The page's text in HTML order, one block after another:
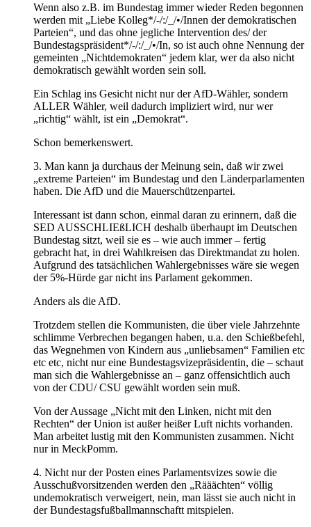
Wenn also z.B. im Bundestag immer wieder Reden begonnen
werden mit „Liebe Kolleg*/-/:/_/•/Innen der demokratischen
Parteien“, und das ohne jegliche Intervention des/ der
Bundestagspräsident*/-/:/_/•/In, so ist auch ohne Nennung der
gemeinten „Nichtdemokraten“ jedem klar, wer da also nicht
demokratisch gewählt worden sein soll.
Ein Schlag ins Gesicht nicht nur der AfD-Wähler, sondern
ALLER Wähler, weil dadurch impliziert wird, nur wer
„richtig“ wählt, ist ein „Demokrat“.
Schon bemerkenswert.
3. Man kann ja durchaus der Meinung sein, daß wir zwei
„extreme Parteien“ im Bundestag und den Länderparlamenten
haben. Die AfD und die Mauerschützenpartei.
Interessant ist dann schon, einmal daran zu erinnern, daß die
SED AUSSCHLIEßLICH deshalb überhaupt im Deutschen
Bundestag sitzt, weil sie es – wie auch immer – fertig
gebracht hat, in drei Wahlkreisen das Direktmandat zu holen.
Aufgrund des tatsächlichen Wahlergebnisses wäre sie wegen
der 5%-Hürde gar nicht ins Parlament gekommen.
Anders als die AfD.
Trotzdem stellen die Kommunisten, die über viele Jahrzehnte
schlimme Verbrechen begangen haben, u.a. den Schießbefehl,
das Wegnehmen von Kindern aus „unliebsamen“ Familien etc
etc etc, nicht nur eine Bundestagsvizepräsidentin, die – schaut
man sich die Wahlergebnisse an – ganz offensichtlich auch
von der CDU/ CSU gewählt worden sein muß.
Von der Aussage „Nicht mit den Linken, nicht mit den
Rechten“ der Union ist außer heißer Luft nichts vorhanden.
Man arbeitet lustig mit den Kommunisten zusammen. Nicht
nur in MeckPomm.
4. Nicht nur der Posten eines Parlamentsvizes sowie die
Ausschußvorsitzenden werden den „Rääächten“ völlig
undemokratisch verweigert, nein, man lässt sie auch nicht in
der Bundestagsfußballmannschaftt mitspielen.